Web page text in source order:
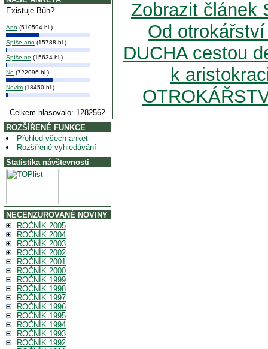
Existuje Bůh?
Ano (510594 hl.)
Spíše ano (15788 hl.)
Spíše ne (15634 hl.)
Ne (722096 hl.)
Nevim (18450 hl.)
Celkem hlasovalo: 1282562
ROZŠÍŘENÉ FUNKCE
Přehled všech anket
Rozšířené vyhledávání
Statistika návštevnosti
NECENZUROVANÉ NOVINY
ROČNÍK 2005
ROČNÍK 2004
ROČNÍK 2003
ROČNÍK 2002
ROČNÍK 2001
ROČNÍK 2000
ROČNÍK 1999
ROČNÍK 1998
ROČNÍK 1997
ROČNÍK 1996
ROČNÍK 1995
ROČNÍK 1994
ROČNÍK 1993
ROČNÍK 1992
Zobrazit článek
Od
DUCHA cestou
k